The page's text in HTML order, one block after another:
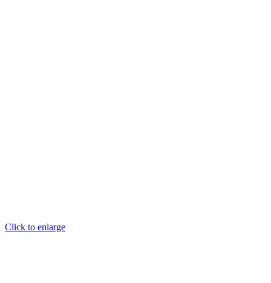
Click to enlarge